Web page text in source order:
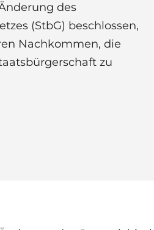
des
(StbG) beschlossen,
Nachkommen, die
zu